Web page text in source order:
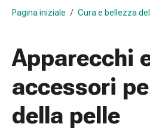
per
Farmaci
l'influenza
il
Pagina iniziale / Cura e bellezza
Apparecchi
accessori
della pelle